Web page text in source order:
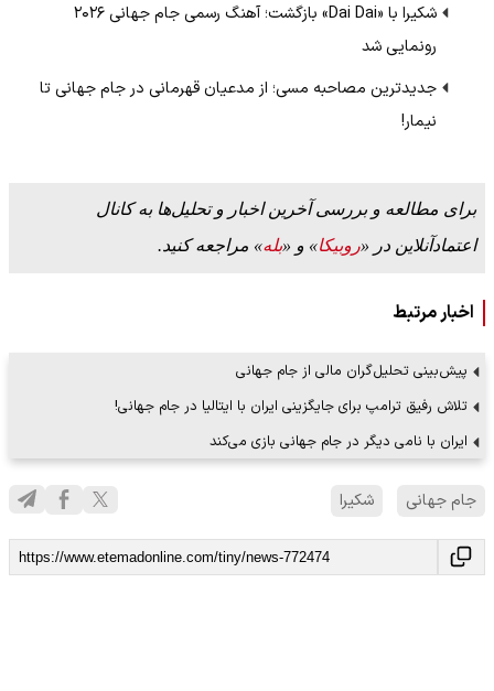
شکیرا با «Dai Dai» بازگشت؛ آهنگ رسمی جام جهانی ۲۰۲۶
رونمایی شد
جدیدترین مصاحبه مسی؛ از مدعیان قهرمانی در جام جهانی تا
نیمار!
برای مطالعه و بررسی آخرین اخبار و تحلیل‌ها به کانال
اعتمادآنلاین در «روبیکا» و «بله» مراجعه کنید.
اخبار مرتبط
پیش‌بینی تحلیل‌گران مالی از جام جهانی
تلاش رفیق ترامپ برای جایگزینی ایران با ایتالیا در جام جهانی!
ایران با نامی دیگر در جام جهانی بازی می‌کند
جام جهانی شکیرا